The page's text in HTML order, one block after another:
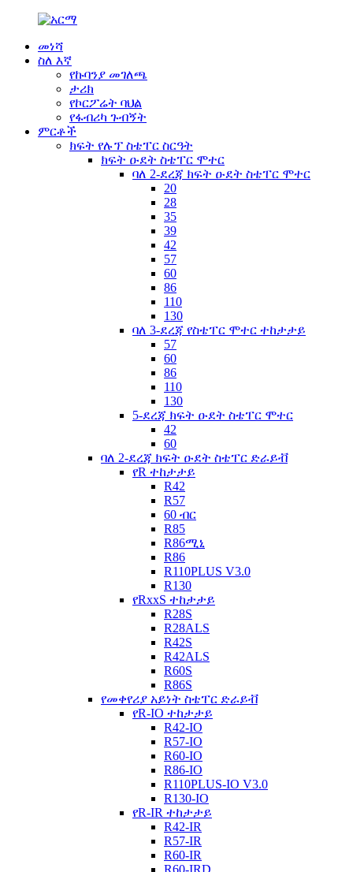
መነሻ
ስለ እኛ
የኩባንያ መገለጫ
ታሪክ
የኮርፖሬት ባህል
የፋብሪካ ጉብኝት
ምርቶች
ክፍት የሉፕ ስቴፐር ስርዓት
ክፍት ዑደት ስቴፐር ሞተር
ባለ 2-ደረጃ ክፍት ዑደት ስቴፐር ሞተር
20
28
35
39
42
57
60
86
110
130
ባለ 3-ደረጃ የስቴፐር ሞተር ተከታታይ
57
60
86
110
130
5-ደረጃ ክፍት ዑደት ስቴፐር ሞተር
42
60
ባለ 2-ደረጃ ክፍት ዑደት ስቴፐር ድራይቭ
የR ተከታታይ
R42
R57
60 ብር
R85
R86ሚኒ
R86
R110PLUS V3.0
R130
የRxxS ተከታታይ
R28S
R28ALS
R42S
R42ALS
R60S
R86S
የመቀየሪያ አይነት ስቴፐር ድራይቭ
የR-IO ተከታታይ
R42-IO
R57-IO
R60-IO
R86-IO
R110PLUS-IO V3.0
R130-IO
የR-IR ተከታታይ
R42-IR
R57-IR
R60-IR
R60-IRD